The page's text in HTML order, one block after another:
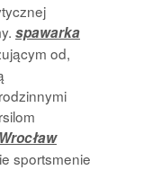
spawarka
od,
sportsmenie